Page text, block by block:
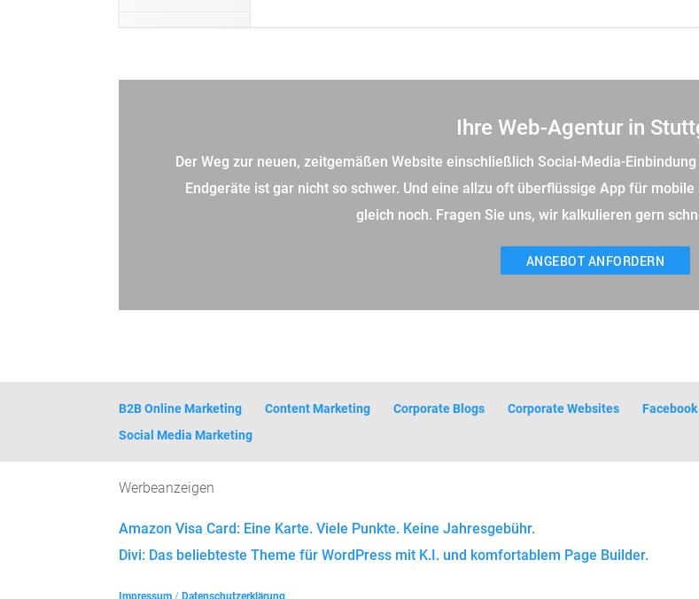
Ihre Web-Agentur in
Der Weg zur neuen, zeitgemäßen Website einschließlich Social-Media-Einbindung
Endgeräte ist gar nicht so schwer. Und eine allzu oft überflüssige App für
gleich noch. Fragen Sie uns, wir kalkulieren gern
ANGEBOT ANFORDERN
B2B Online Marketing Content Marketing Corporate Blogs Corporate Websites
Social Media Marketing
Werbeanzeigen
Amazon Visa Card: Eine Karte. Viele Punkte. Keine Jahresgebühr.
Divi: Das beliebteste Theme für WordPress mit K.I. und komfortablem Page Builder.
Impressum /Datenschutzerklärung